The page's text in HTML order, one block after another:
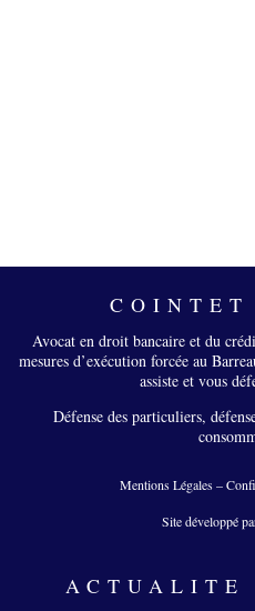
COINTET
Avocat en droit bancaire et du
mesures d’exécution forcée au
assiste et vous
Défense des particuliers,
Mentions Légales–
Site développé
ACTUALITE